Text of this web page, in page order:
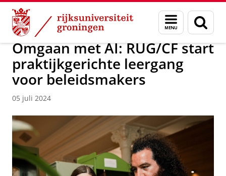
Skip
Content
Skip
Navigation
Menu
en
zoeken
Over ons Campus Fryslân
Omgaan met AI: RUG/CF start
praktijkgerichte leergang
voor beleidsmakers
05 juli 2024